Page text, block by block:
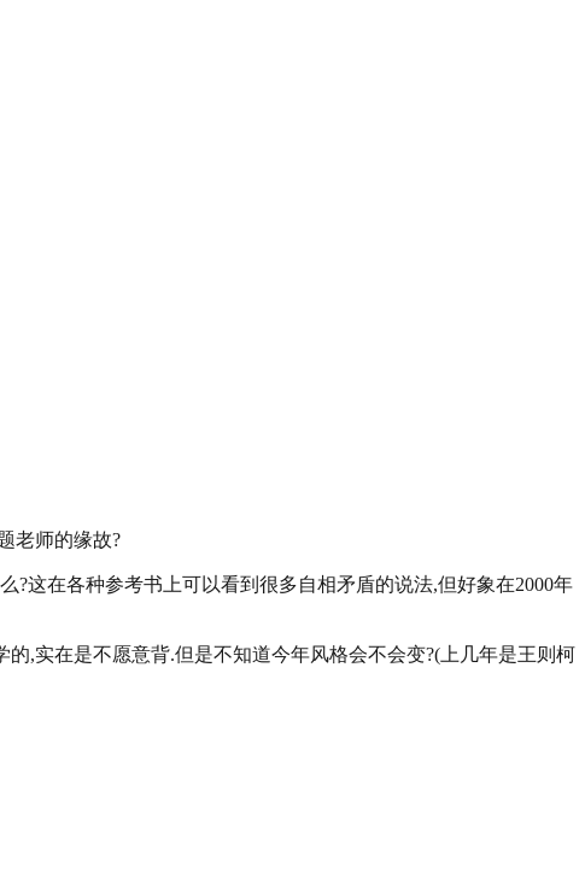
老师的缘故?
这在各种参考书上可以看到很多自相矛盾的说法,但好象在2000年
,实在是不愿意背.但是不知道今年风格会不会变?(上几年是王则柯